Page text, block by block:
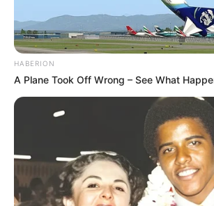
Rezepte
Thunfischsalat mit Ei & Joghurt –
und voller Protein!
Verführerisch lecker: Quark-
Pfannkuchen ohne Mehl in nur 5
DEI BESTEN HAUSGEMACHTEN
VARIATIONEN
HABERION
A Plane Took Off Wrong – See What